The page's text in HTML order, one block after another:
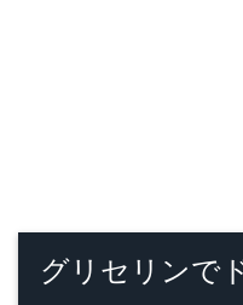
グリセリンで